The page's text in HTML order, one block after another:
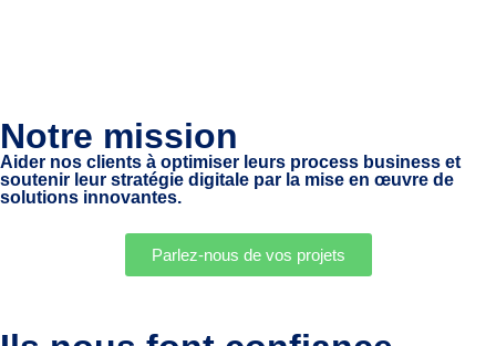
Notre mission
Aider nos clients à optimiser leurs process business et
soutenir leur stratégie digitale par la mise en œuvre de
solutions innovantes.
Parlez-nous de vos projets